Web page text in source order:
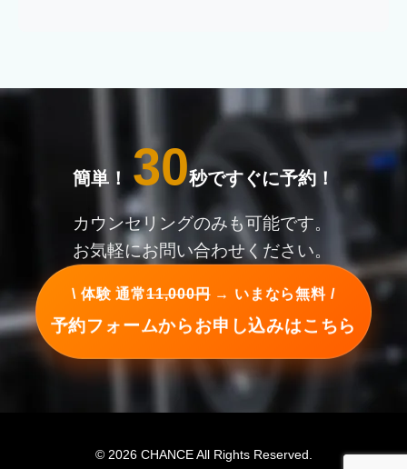
簡単！ 30秒ですぐに予約！
カウンセリングのみも可能です。
お気軽にお問い合わせください。
\ 体験 通常11,000円→ いまなら無料 /
予約フォームからお申し込みはこちら
© 2026 CHANCE All Rights Reserved.